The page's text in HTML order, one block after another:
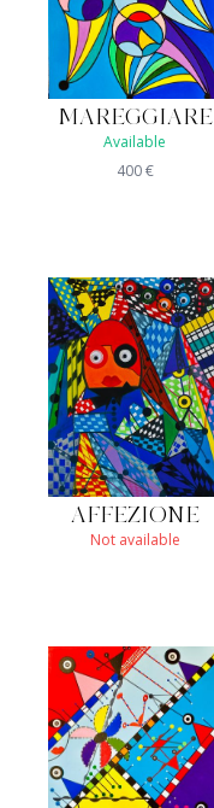
MAREGGIARE
Available
400€
AFFEZIONE
Not available